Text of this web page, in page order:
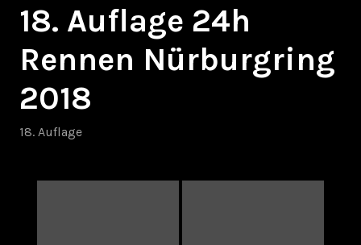
18. Auflage 24h
Rennen Nürburgring
2018
18. Auflage